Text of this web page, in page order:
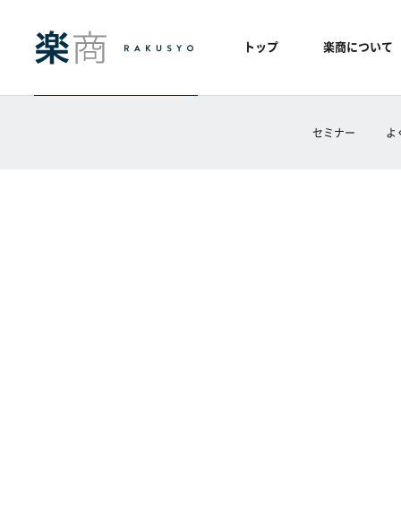
トップ 楽商について
セミナー よ